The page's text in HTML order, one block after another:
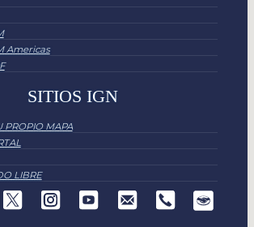
Americas
SITIOS IGN
PROPIO MAPA
LIBRE